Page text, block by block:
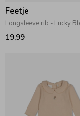
Feetje
19,99